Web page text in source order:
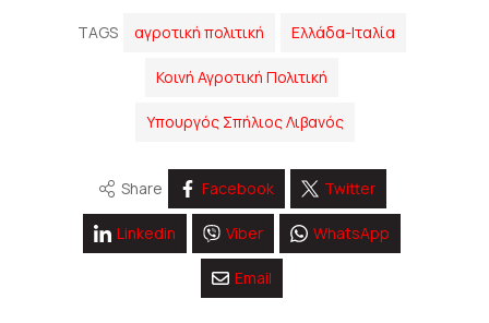
TAGS αγροτική πολιτική Ελλάδα-Ιταλία
Κοινή Αγροτική Πολιτική
Υπουργός Σπήλιος Λιβανός
Share Facebook Twitter
Linkedin Viber WhatsApp
Email